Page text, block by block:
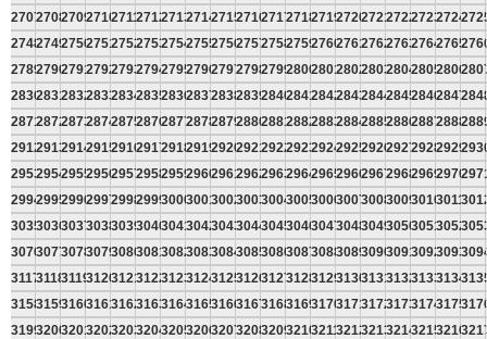
270727082709271027112712271327142715271627172718271927202721272227232724
274827492750275127522753275427552756275727582759276027612762276327642765
278927902791279227932794279527962797279827992800280128022803280428052806
283028312832283328342835283628372838283928402841284228432844284528462847
287128722873287428752876287728782879288028812882288328842885288628872888
291229132914291529162917291829192920292129222923292429252926292729282929
295329542955295629572958295929602961296229632964296529662967296829692970
299429952996299729982999300030013002300330043005300630073008300930103011
303530363037303830393040304130423043304430453046304730483049305030513052
307630773078307930803081308230833084308530863087308830893090309130923093
311731183119312031213122312331243125312631273128312931303131313231333134
315831593160316131623163316431653166316731683169317031713172317331743175
319932003201320232033204320532063207320832093210321132123213321432153216